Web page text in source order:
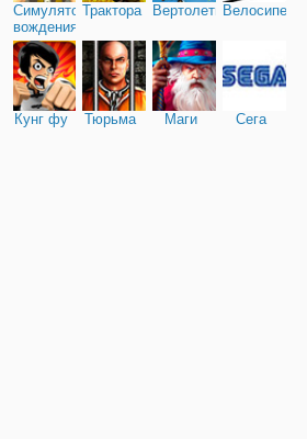
Симулятор
вождения
Трактора ВертолетыВелосипед
Кунг фу Тюрьма Маги Сега